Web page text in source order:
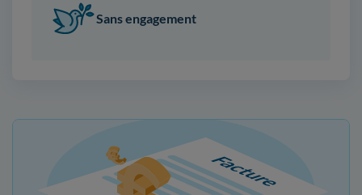
Sans engagement